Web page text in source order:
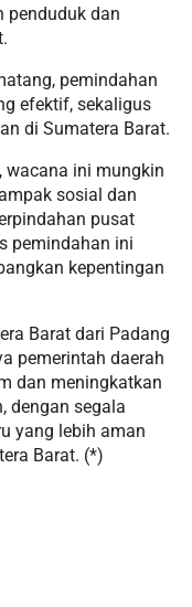
penduduk dan
pemindahan
efektif, sekaligus
di Sumatera Barat.
wacana ini mungkin
sosial dan
pusat
pemindahan ini
kepentingan
Barat dari Padang
pemerintah daerah
dan meningkatkan
dengan segala
yang lebih aman
Barat. (*)